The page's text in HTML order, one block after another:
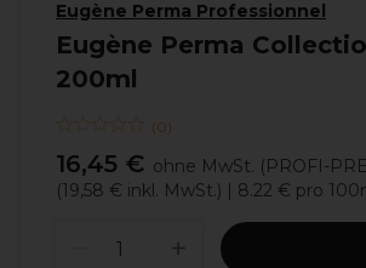
Eugène Perma Professionnel
Eugène Perma
200ml
(0)
16,45 € ohne MwSt. (PROFI-
(19,58 € inkl. MwSt.) | 8.22 € pro